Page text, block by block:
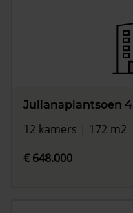
Julianaplantsoen
12 kamers | 172 m2
€ 648.000